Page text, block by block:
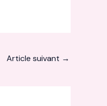
Article suivant →